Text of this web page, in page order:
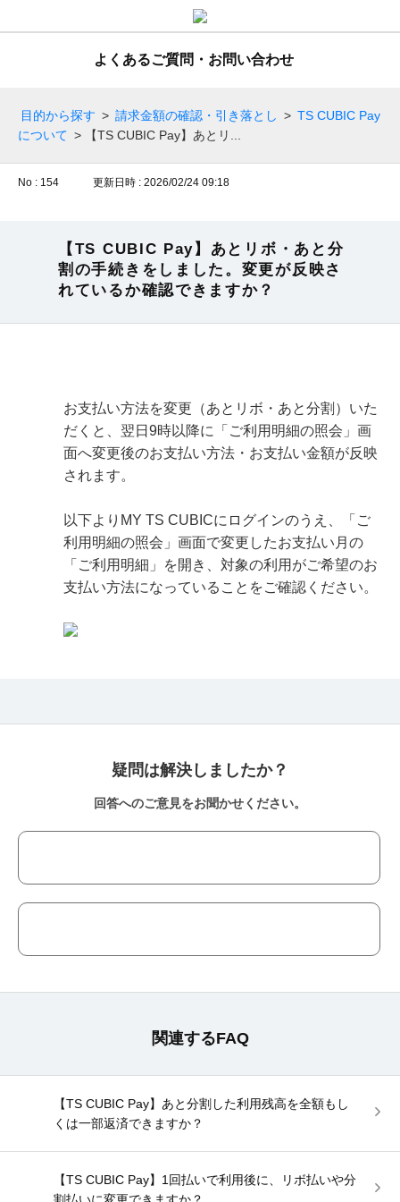
よくあるご質問・お問い合わせ
目的から探す > 請求金額の確認・引き落とし > TS CUBIC Pay
について > 【TS CUBIC Pay】あとリ...
No : 154 更新日時 : 2026/02/24 09:18
【TS CUBIC Pay】あとリボ・あと分
割の手続きをしました。変更が反映さ
れているか確認できますか？
お支払い方法を変更（あとリボ・あと分割）いた
だくと、翌日9時以降に「ご利用明細の照会」画
面へ変更後のお支払い方法・お支払い金額が反映
されます。
以下よりMY TS CUBICにログインのうえ、「ご
利用明細の照会」画面で変更したお支払い月の
「ご利用明細」を開き、対象の利用がご希望のお
支払い方法になっていることをご確認ください。
疑問は解決しましたか？
回答へのご意見をお聞かせください。
関連するFAQ
【TS CUBIC Pay】あと分割した利用残高を全額もし
くは一部返済できますか？
【TS CUBIC Pay】1回払いで利用後に、リボ払いや分